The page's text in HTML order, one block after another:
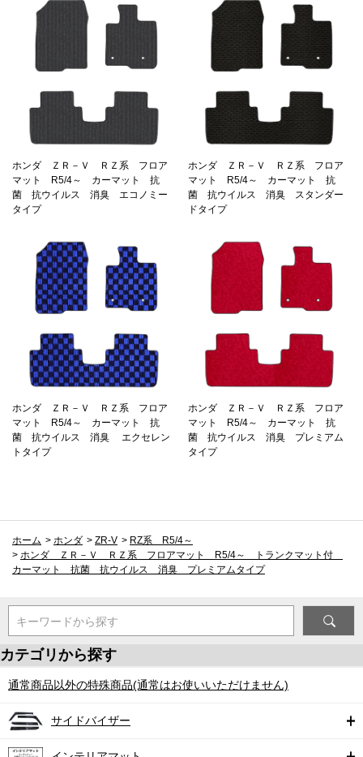
ホンダ ＺＲ－Ｖ ＲＺ系 フロア
マット R5/4～ カーマット 抗
菌 抗ウイルス 消臭 エコノミー
タイプ
ホンダ ＺＲ－Ｖ ＲＺ系 フロア
マット R5/4～ カーマット 抗
菌 抗ウイルス 消臭 スタンダー
ドタイプ
ホンダ ＺＲ－Ｖ ＲＺ系 フロア
マット R5/4～ カーマット 抗
菌 抗ウイルス 消臭 エクセレン
トタイプ
ホンダ ＺＲ－Ｖ ＲＺ系 フロア
マット R5/4～ カーマット 抗
菌 抗ウイルス 消臭 プレミアム
タイプ
ホーム > ホンダ > ZR-V > RZ系 R5/4～
> ホンダ ＺＲ－Ｖ ＲＺ系 フロアマット R5/4～ トランクマット付
カーマット 抗菌 抗ウイルス 消臭 プレミアムタイプ
キーワードから探す
カテゴリから探す
通常商品以外の特殊商品(通常はお使いいただけません)
サイドバイザー